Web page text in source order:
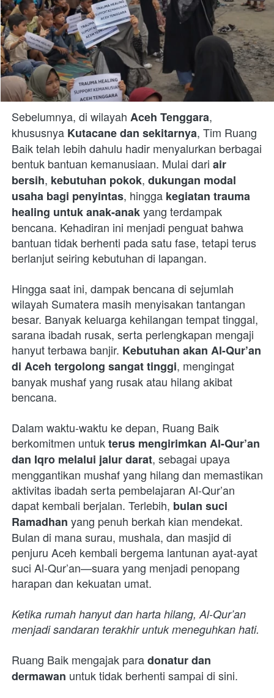
Sebelumnya, di wilayah Aceh Tenggara,
khususnya Kutacane dan sekitarnya, Tim Ruang
Baik telah lebih dahulu hadir menyalurkan berbagai
bentuk bantuan kemanusiaan. Mulai dari air
bersih, kebutuhan pokok, dukungan modal
usaha bagi penyintas, hingga kegiatan trauma
healing untuk anak-anak yang terdampak
bencana. Kehadiran ini menjadi penguat bahwa
bantuan tidak berhenti pada satu fase, tetapi terus
berlanjut seiring kebutuhan di lapangan.
Hingga saat ini, dampak bencana di sejumlah
wilayah Sumatera masih menyisakan tantangan
besar. Banyak keluarga kehilangan tempat tinggal,
sarana ibadah rusak, serta perlengkapan mengaji
hanyut terbawa banjir. Kebutuhan akan Al-Qur’an
di Aceh tergolong sangat tinggi, mengingat
banyak mushaf yang rusak atau hilang akibat
bencana.
Dalam waktu-waktu ke depan, Ruang Baik
berkomitmen untuk terus mengirimkan Al-Qur’an
dan Iqro melalui jalur darat, sebagai upaya
menggantikan mushaf yang hilang dan memastikan
aktivitas ibadah serta pembelajaran Al-Qur’an
dapat kembali berjalan. Terlebih, bulan suci
Ramadhan yang penuh berkah kian mendekat.
Bulan di mana surau, mushala, dan masjid di
penjuru Aceh kembali bergema lantunan ayat-ayat
suci Al-Qur’an—suara yang menjadi penopang
harapan dan kekuatan umat.
Ketika rumah hanyut dan harta hilang, Al-Qur’an
menjadi sandaran terakhir untuk meneguhkan hati.
Ruang Baik mengajak para donatur dan
dermawan untuk tidak berhenti sampai di sini.